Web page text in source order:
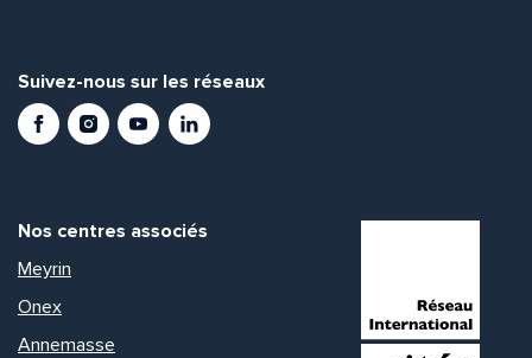
Suivez-nous sur les réseaux
FacebookInstagramYoutubeLinkedIn
Nos centres associés
Meyrin
Onex
Annemasse